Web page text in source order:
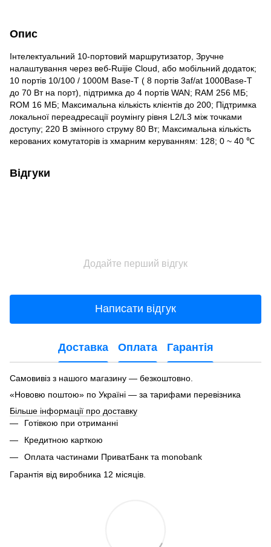
Опис
Iнтелектуальний 10-портовий маршрутизатор, Зручне
налаштування через веб-Ruijie Cloud, або мобільний додаток;
10 портів 10/100 / 1000M Base-T ( 8 портів 3af/at 1000Base-T
до 70 Вт на порт), підтримка до 4 портів WAN; RAM 256 МБ;
ROM 16 МБ; Максимальна кількість клієнтів до 200; Підтримка
локальної переадресації роумінгу рівня L2/L3 між точками
доступу; 220 В змінного струму 80 Вт; Максимальна кількість
керованих комутаторів із хмарним керуванням: 128; 0 ~ 40 ℃
Відгуки
Додайте перший відгук
Написати відгук
Доставка Оплата Гарантія
Самовивіз з нашого магазину — безкоштовно.
«Нововю поштою» по Україні — за тарифами перевізника
Більше інформації про доставку
Готівкою при отриманні
Кредитною карткою
Оплата частинами ПриватБанк та monobank
Гарантія від виробника 12 місяців.